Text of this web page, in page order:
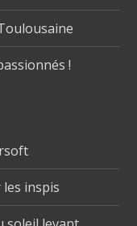
!
les inspis